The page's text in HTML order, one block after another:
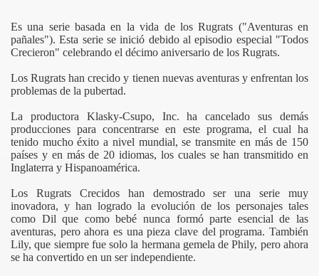
Es una serie basada en la vida de los Rugrats ("Aventuras en
pañales"). Esta serie se inició debido al episodio especial "Todos
Crecieron" celebrando el décimo aniversario de los Rugrats.
Los Rugrats han crecido y tienen nuevas aventuras y enfrentan los
problemas de la pubertad.
La productora Klasky-Csupo, Inc. ha cancelado sus demás
producciones para concentrarse en este programa, el cual ha
tenido mucho éxito a nivel mundial, se transmite en más de 150
países y en más de 20 idiomas, los cuales se han transmitido en
Inglaterra y Hispanoamérica.
Los Rugrats Crecidos han demostrado ser una serie muy
inovadora, y han logrado la evolución de los personajes tales
como Dil que como bebé nunca formó parte esencial de las
aventuras, pero ahora es una pieza clave del programa. También
Lily, que siempre fue solo la hermana gemela de Phily, pero ahora
se ha convertido en un ser independiente.